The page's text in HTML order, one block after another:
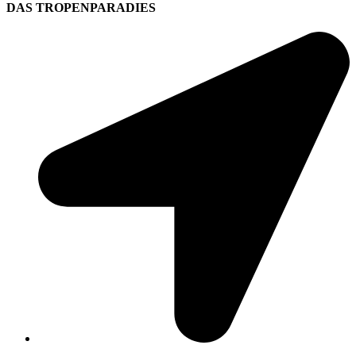
DAS TROPENPARADIES